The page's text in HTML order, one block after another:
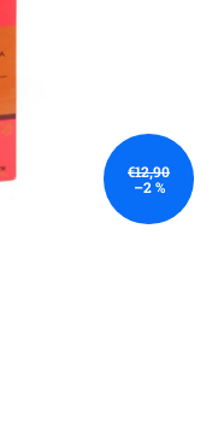
€12,90
–2 %